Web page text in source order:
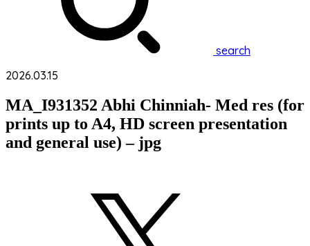
search
2026.03.15
MA_I931352 Abhi Chinniah- Med res (for
prints up to A4, HD screen presentation
and general use) – jpg